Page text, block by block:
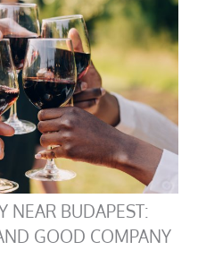
NEAR BUDAPEST:
GOOD COMPANY